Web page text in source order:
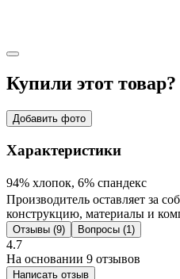
Купили этот товар?
Добавить фото
Характеристики
94% хлопок, 6% спандекс
Производитель оставляет за
конструкцию, материалы и
предварительного
фотографии может отличаться от реального цвета товара, что
связано с искажением цветопередачи
фотоаппаратуры и прочими
Отзывы (9) Вопросы (1)
4.7
На основании 9 отзывов
Написать отзыв